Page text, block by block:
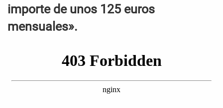
importe de unos 125 euros
mensuales».